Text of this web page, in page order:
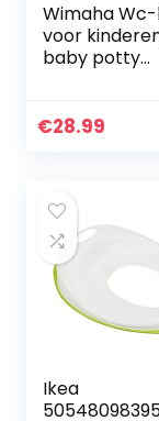
Wimaha
voor
baby potty
toiletbril voor
€28.99
Ikea